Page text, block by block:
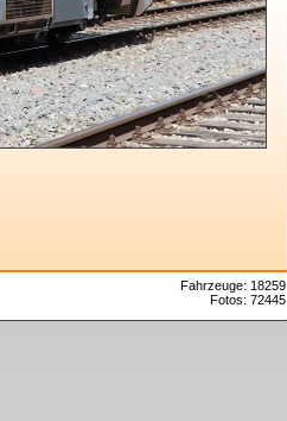
Fahrzeuge: 18259
Fotos: 72445